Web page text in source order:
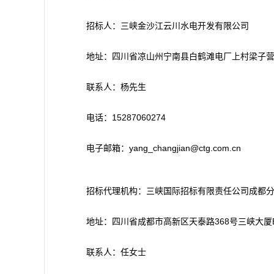
招标人：三峡金沙江云川水电开发有限公司
地址：四川省凉山州宁南县白鹤滩电厂上村梁子
联系人：杨先生
电话：15287060274
电子邮箱：yang_changjian@ctg.com.cn
招标代理机构：三峡国际招标有限责任公司成都
地址：四川省成都市高新区天泰路368号三峡大
联系人：任女士